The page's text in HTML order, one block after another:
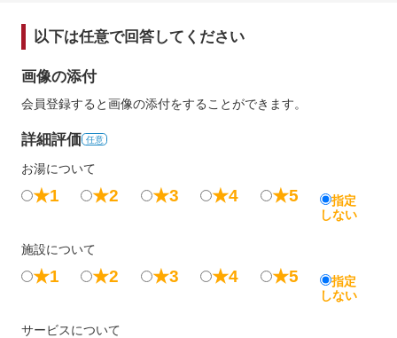
以下は任意で回答してください
画像の添付
会員登録すると画像の添付をすることができます。
詳細評価 任意
お湯について
★1 ★2 ★3 ★4 ★5
指定
しない
施設について
★1 ★2 ★3 ★4 ★5
指定
しない
サービスについて